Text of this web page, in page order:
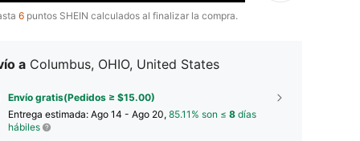
6 puntos SHEIN calculados al finalizar la compra.
a Columbus, OHIO, United States
Envío gratis(Pedidos ≥ $15.00)
Entrega estimada: Ago 14 - Ago 20, 85.11% son ≤ 8 días
hábiles